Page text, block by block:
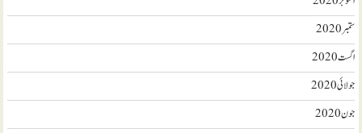
ستمبر 2020
اگست 2020
جولائی 2020
جون 2020